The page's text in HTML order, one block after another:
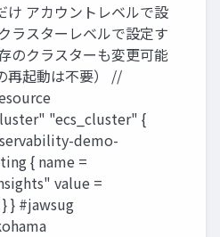
け アカウントレベルで設
ラスターレベルで設定す
のクラスターも変更可能
再起動は不要） //
"ecs_cluster" {
demo-
{ name =
value =
} #jawsug